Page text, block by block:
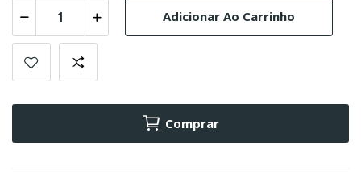
Adicionar Ao Carrinho
Comprar